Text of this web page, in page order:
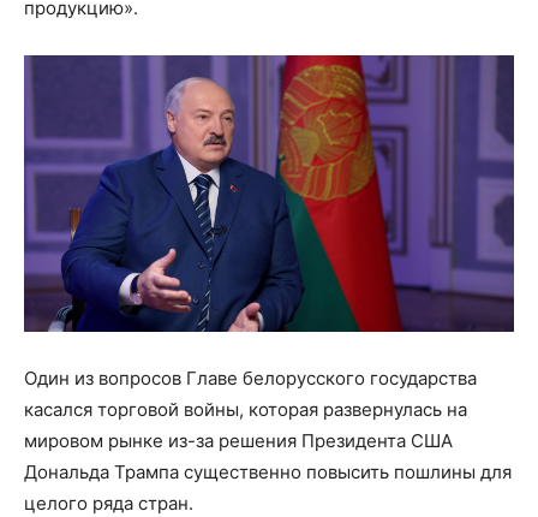
продукцию».
Один из вопросов Главе белорусского государства
касался торговой войны, которая развернулась на
мировом рынке из-за решения Президента США
Дональда Трампа существенно повысить пошлины для
целого ряда стран.